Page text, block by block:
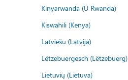
Kinyarwanda (U Rwanda)
Kiswahili (Kenya)
Latviešu (Latvija)
Lëtzebuergesch (Lëtzebuerg)
Lietuvių (Lietuva)